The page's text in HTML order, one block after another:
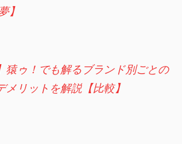
】
猿ゥ！でも解るブランド別ごとの
メリットを解説【比較】